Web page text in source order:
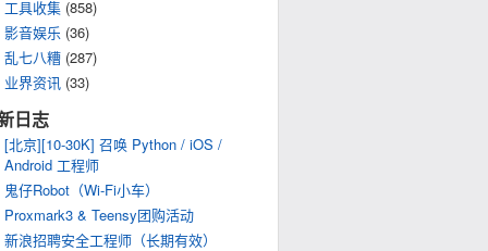
工具收集 (858)
影音娱乐 (36)
乱七八糟 (287)
业界资讯 (33)
日志
[北京][10-30K] 召唤 Python / iOS /
Android 工程师
鬼仔Robot（Wi-Fi小车）
Proxmark3 & Teensy团购活动
新浪招聘安全工程师（长期有效）